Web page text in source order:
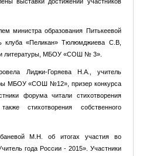
министра образования Питькеевой
клуба «Пеликан» Тюлюмджиева С.В,
и литературы, МБОУ «СОШ № 3».
Лиджи-Горяева Н.А., учитель
МБОУ «СОШ №12», призер конкурса
форума читали стихотворения
стихотворения собственного
М.Н. об итогах участия во
года России - 2015». Участники